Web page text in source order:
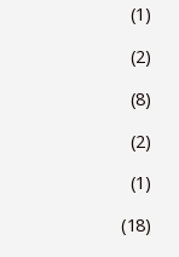
(1)
(2)
(8)
(2)
(1)
(18)